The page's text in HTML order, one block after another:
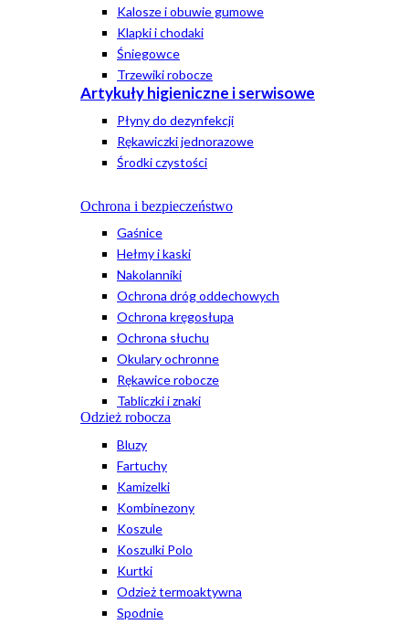
Kalosze i obuwie gumowe
Klapki i chodaki
Śniegowce
Trzewiki robocze
Artykuły higieniczne i serwisowe
Płyny do dezynfekcji
Rękawiczki jednorazowe
Środki czystości
Ochrona i bezpieczeństwo
Gaśnice
Hełmy i kaski
Nakolanniki
Ochrona dróg oddechowych
Ochrona kręgosłupa
Ochrona słuchu
Okulary ochronne
Rękawice robocze
Tabliczki i znaki
Odzież robocza
Bluzy
Fartuchy
Kamizelki
Kombinezony
Koszule
Koszulki Polo
Kurtki
Odzież termoaktywna
Spodnie